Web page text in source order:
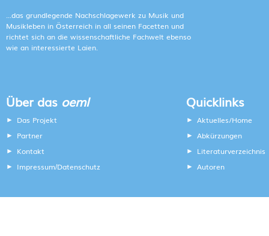
...das grundlegende Nachschlagewerk zu Musik und
Musikleben in Österreich in all seinen Facetten und
richtet sich an die wissenschaftliche Fachwelt ebenso
wie an interessierte Laien.
Über das oeml
Das Projekt
Partner
Kontakt
Impressum/Datenschutz
Quicklinks
Aktuelles/Home
Abkürzungen
Literaturverzeichnis
Autoren